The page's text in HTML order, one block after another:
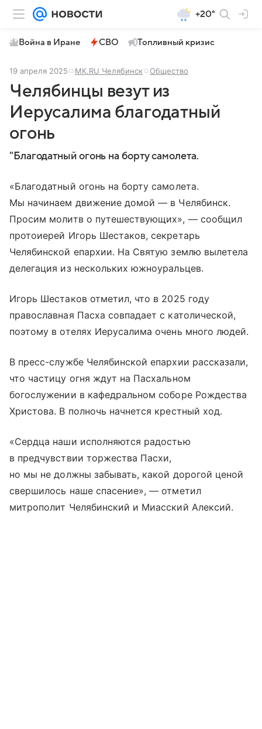
+20°
Война в Иране СВО Топливный кризис
19 апреля 2025 МК.RU Челябинск Общество
Челябинцы везут из
Иерусалима благодатный
огонь
"Благодатный огонь на борту самолета.
«Благодатный огонь на борту самолета.
Мы начинаем движение домой — в Челябинск.
Просим молитв о путешествующих», — сообщил
протоиерей Игорь Шестаков, секретарь
Челябинской епархии. На Святую землю вылетела
делегация из нескольких южноуральцев.
Игорь Шестаков отметил, что в 2025 году
православная Пасха совпадает с католической,
поэтому в отелях Иерусалима очень много людей.
В пресс-службе Челябинской епархии рассказали,
что частицу огня ждут на Пасхальном
богослужении в кафедральном соборе Рождества
Христова. В полночь начнется крестный ход.
«Сердца наши исполняются радостью
в предчувствии торжества Пасхи,
но мы не должны забывать, какой дорогой ценой
свершилось наше спасение», — отметил
митрополит Челябинский и Миасский Алексий.